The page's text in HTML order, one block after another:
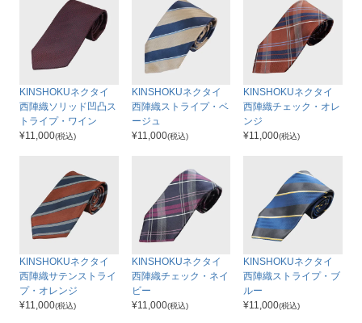
KINSHOKUネクタイ
西陣織ソリッド凹凸ス
トライプ・ワイン
¥11,000(税込)
KINSHOKUネクタイ
西陣織ストライプ・ベ
ージュ
¥11,000(税込)
KINSHOKUネクタイ
西陣織チェック・オレ
ンジ
¥11,000(税込)
KINSHOKUネクタイ
西陣織サテンストライ
プ・オレンジ
¥11,000(税込)
KINSHOKUネクタイ
西陣織チェック・ネイ
ビー
¥11,000(税込)
KINSHOKUネクタイ
西陣織ストライプ・ブ
ルー
¥11,000(税込)